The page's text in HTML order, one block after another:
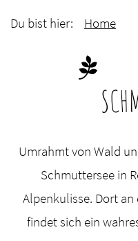
Du bist hier: Home
Umrahmt von Wald
Schmuttersee in
Alpenkulisse. Dort
findet sich ein